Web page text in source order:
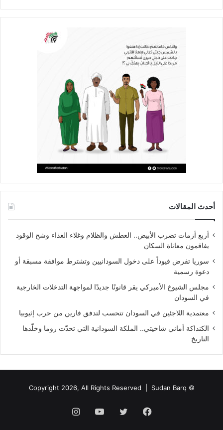
أحدث المقالات
أربع أزمات تضرب الأبيض.. العطش والظلام وغلاء الغذاء وشح الوقود
يفاقمون معاناة السكان
سوريا تفرض قيوداً على دخول السودانيين وتشترط موافقة مسبقة أو
دعوة رسمية
مجلس الشيوخ الأميركي يقر قانونًا جديدًا لمواجهة التدخلات الخارجية
في السودان
معتمدية اللاجئين في السودان تتحسب لتدفق فارين من حرب إثيوبيا
الكنداكة أماني شاخيتي.. الملكة السودانية التي تحدّت روما وخلّدها
التاريخ
© Copyright 2026, All Rights Reserved |
Sudan Barq
فيسبوك تويتر يوتيوبانستقرام